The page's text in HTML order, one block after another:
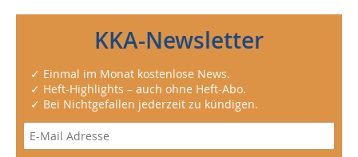
KKA-Newsletter
✓ Einmal im Monat kostenlose News.
✓ Heft-Highlights – auch ohne Heft-Abo.
✓ Bei Nichtgefallen jederzeit zu kündigen.